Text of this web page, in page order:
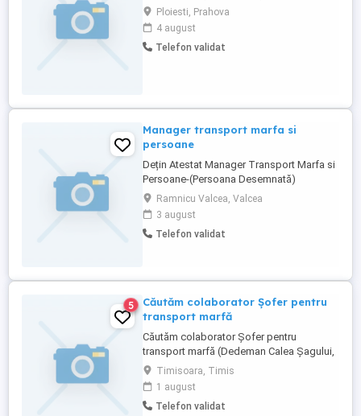
mărfuri. Ofer colaborare formală pentru
firmele de transport marfă în vederea
eliberării licenței de transport marfă si
copile conforme ale acesteia
Ploiesti, Prahova
4 august
Telefon validat
Manager transport marfa si
persoane
Dețin Atestat Manager Transport Marfa si
Persoane-(Persoana Desemnată)
Ramnicu Valcea, Valcea
3 august
Telefon validat
5
Căutăm colaborator Șofer pentru
transport marfă
Căutăm colaborator Șofer pentru
transport marfă (Dedeman Calea Șagului,
Timișoara) Căutăm un șofer pentru
colaborare în vederea efectuării
transportului de marfă de la Dedeman
Calea Șagului. Preferăm o persoană care: -
Timisoara, Timis
1 august
Telefon validat